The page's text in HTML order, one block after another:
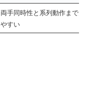
両手同時性と系列動作まで見
やすい